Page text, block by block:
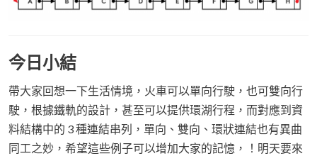
今日小結
帶大家回想一下生活情境，火車可以單向行駛，也可雙向行
駛，根據鐵軌的設計，甚至可以提供環湖行程，而對應到資
料結構中的 3 種連結串列，單向、雙向、環狀連結也有異曲
同工之妙，希望這些例子可以增加大家的記憶，！明天要來